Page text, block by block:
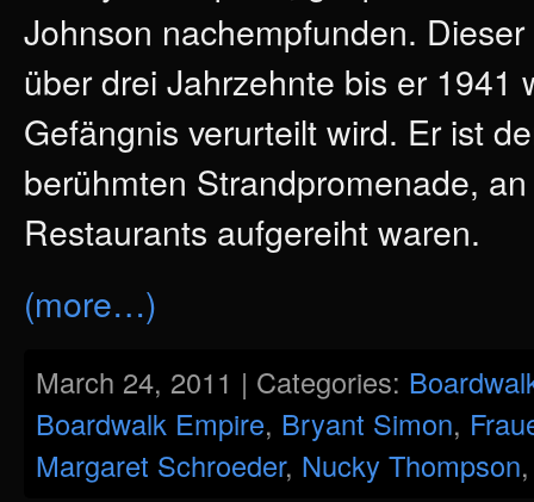
Johnson nachempfunden.
über drei Jahrzehnte bis er
Gefängnis verurteilt wird. Er ist
berühmten Strandpromenade,
Restaurants aufgereiht waren.
(more…)
March 24, 2011 | Categories:
Boardwalk Empire, Bryant Simon,
Margaret Schroeder, Nucky Thompson